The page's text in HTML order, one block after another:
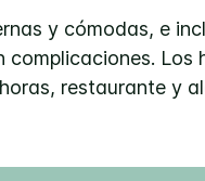
y cómodas, e
restaurante y